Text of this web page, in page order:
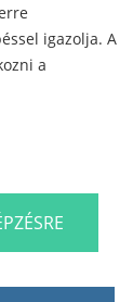
igazolja. A
a